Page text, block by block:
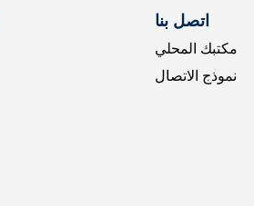
اتصل بنا
مكتبك المحلي
نموذج الاتصال